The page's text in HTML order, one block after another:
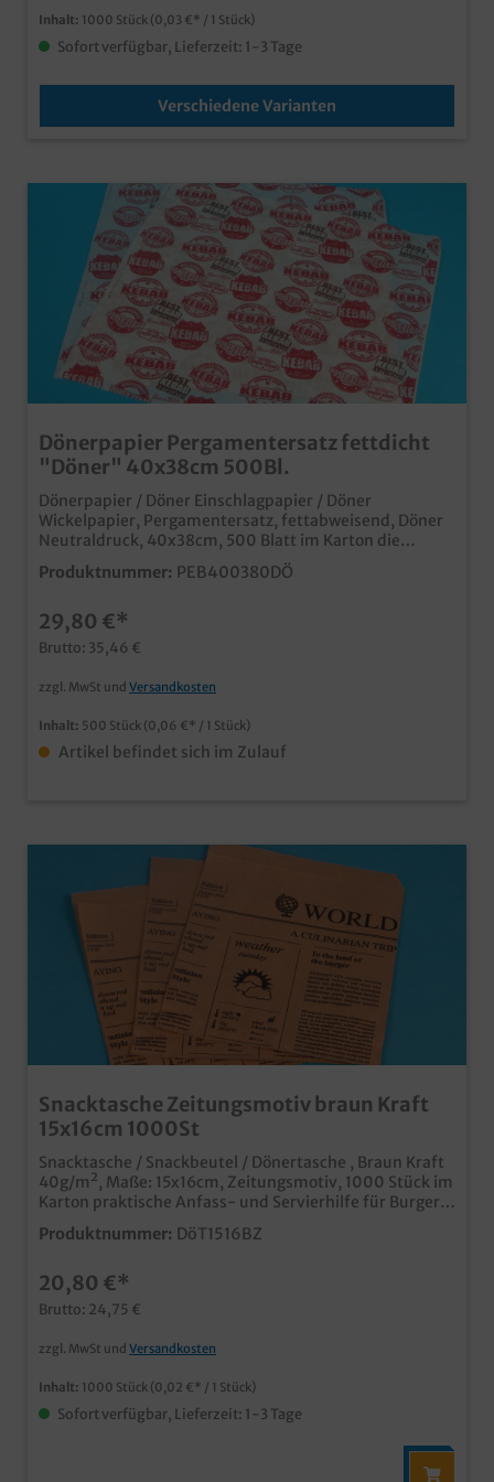
Inhalt: 1000 Stück (0,03 €* / 1 Stück)
Sofort verfügbar, Lieferzeit: 1-3 Tage
Verschiedene Varianten
Dönerpapier Pergamentersatz fettdicht
"Döner" 40x38cm 500Bl.
Dönerpapier / Döner Einschlagpapier / Döner
Wickelpapier, Pergamentersatz, fettabweisend, Döner
Neutraldruck, 40x38cm, 500 Blatt im Karton die
umweltfreundliche Alternative zur Alufolie fettdichter
Pergamentersatz moderner und ansprechender Döner
Entnahme Dönerpapier mit Ihrem Logo? Kein Problem,
gern erstellen wir Ihnen ein leistungsfähiges Angebot
mit Ihrem Wunschdesign, und das bereits ab 50.000
Blatt!
Produktnummer: PEB400380DÖ
29,80 €*
Brutto: 35,46 €
zzgl. MwSt und Versandkosten
Inhalt: 500 Stück (0,06 €* / 1 Stück)
Artikel befindet sich im Zulauf
Snacktasche Zeitungsmotiv braun Kraft
15x16cm 1000St
Snacktasche / Snackbeutel / Dönertasche , Braun Kraft
40g/m², Maße: 15x16cm, Zeitungsmotiv, 1000 Stück im
Karton praktische Anfass- und Servierhilfe für Burger,
Sandwiches, Döner, Gyros, Fladenbrot, usw. modernes
Zeitungs Design im angesagten Braun professioneller
Ihnen auch Ihr Wunschmotiv auf den praktischen
Snacktaschen an, und das bereits ab 50.000 Stück.
Fragen Sie einfach unseren Kundenservice.
Produktnummer: DöT1516BZ
20,80 €*
Brutto: 24,75 €
zzgl. MwSt und Versandkosten
Inhalt: 1000 Stück (0,02 €* / 1 Stück)
Sofort verfügbar, Lieferzeit: 1-3 Tage